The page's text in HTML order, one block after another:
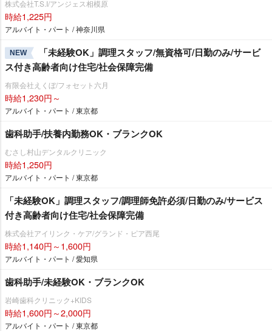
株式会社T.S.I/アンジェス相模原
時給1,225円
アルバイト・パート / 神奈川県
NEW
「未経験OK」調理スタッフ/無資格可/日勤のみ/サービ
ス付き高齢者向け住宅/社会保障完備
有限会社えくぼ/フォセット六月
時給1,230円～
アルバイト・パート / 東京都
歯科助手/扶養内勤務OK・ブランクOK
むさし村山デンタルクリニック
時給1,250円
アルバイト・パート / 東京都
「未経験OK」調理スタッフ/調理師免許必須/日勤のみ/サービス
付き高齢者向け住宅/社会保障完備
株式会社アイリンク・ケア/グランド・ピア西尾
時給1,140円～1,600円
アルバイト・パート / 愛知県
歯科助手/未経験OK・ブランクOK
崎歯科クリニック+KIDS
時給1,600円～2,000円
アルバイト・パート / 東京都